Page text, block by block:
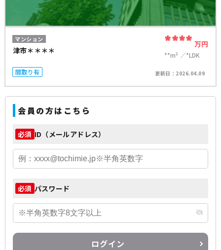
マンション
津市＊＊＊＊ **** 万円
**m²
*LDK
間取り有
更新日： 2026.04.09
会員の方はこちら
必須 ID（メールアドレス）
必須 パスワード
ログイン